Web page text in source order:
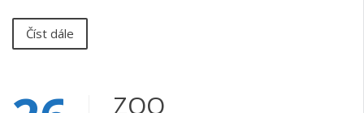
Číst dále
ZOO